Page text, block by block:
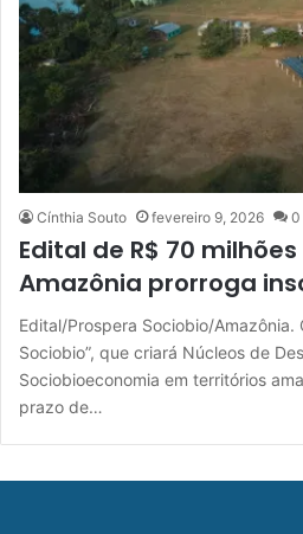
Cínthia Souto fevereiro 9, 2026 0
Edital de R$ 70
Amazônia prorroga
Edital/Prospera Sociobio/Amazônia.
Sociobio”, que criará Núcleos de
Sociobioeconomia em territórios
prazo de…